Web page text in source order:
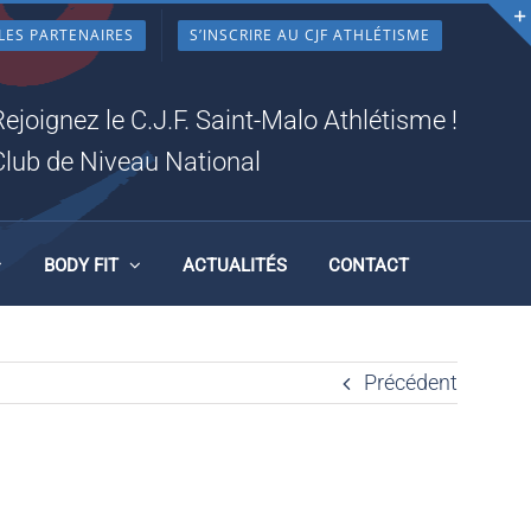
LES PARTENAIRES S’INSCRIRE AU CJF ATHLÉTISME
le C.J.F. Saint-Malo Athlétisme !
de Niveau National
BODY FIT ACTUALITÉS CONTACT
Précédent